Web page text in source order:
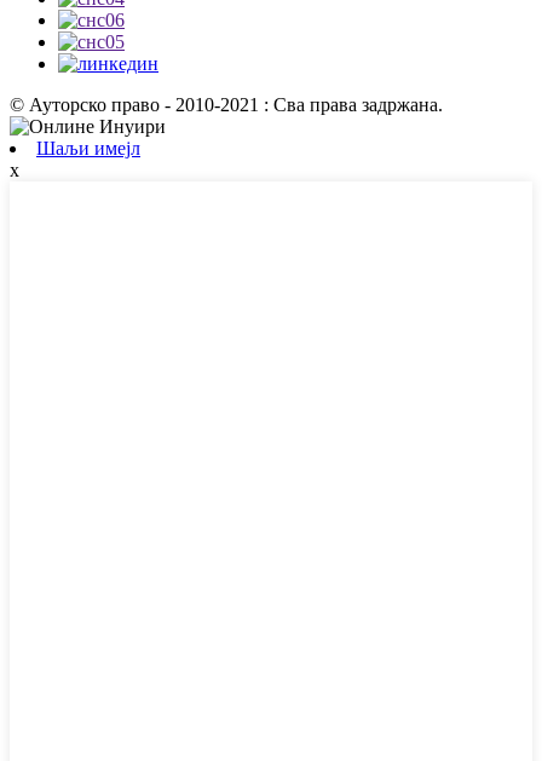
© Ауторско право - 2010-2021 : Сва права задржана.
Шаљи имејл
x